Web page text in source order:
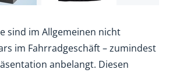
sind im Allgemeinen nicht
im Fahrradgeschäft – zumindest
anbelangt. Diesen